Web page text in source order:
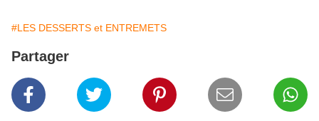
#LES DESSERTS et ENTREMETS
Partager